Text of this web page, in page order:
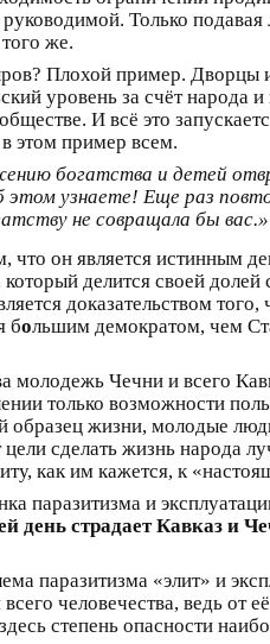
Только
же.
Плохой пример. Дворцы
уровень за счёт народа
И всё это
этом пример всем.
богатства и детей
узнаете! Еще раз
не совращала бы вас.»
что он является истинным
который делится своей
доказательством
большим демократом, чем
молодежь Чечни и всего
только возможности
образец жизни, молодые
сделать жизнь народа
как им кажется, к
паразитизма и
день страдает Кавказ и
паразитизма «элит» и
человечества, ведь от
степень опасности